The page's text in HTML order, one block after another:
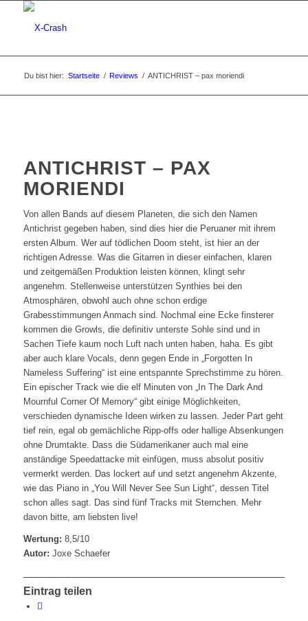
Du bist hier: Startseite / Reviews / ANTICHRIST – pax moriendi
ANTICHRIST – PAX
MORIENDI
Von allen Bands auf diesem Planeten, die sich den Namen
Antichrist gegeben haben, sind dies hier die Peruaner mit ihrem
ersten Album. Wer auf tödlichen Doom steht, ist hier an der
richtigen Adresse. Was die Gitarren in dieser einfachen, klaren
und zeitgemäßen Produktion leisten können, klingt sehr
angenehm. Stellenweise unterstützen Synthies bei den
Atmosphären, obwohl auch ohne schon erdige
Grabesstimmungen Anmach sind. Nochmal eine Ecke finsterer
kommen die Growls, die definitiv unterste Sohle sind und in
Sachen Tiefe kaum noch Luft nach unten haben, haha. Es gibt
aber auch klare Vocals, denn gegen Ende in „Forgotten In
Nameless Suffering“ ist eine entspannte Sprechstimme zu hören.
Ein epischer Track wie die elf Minuten von „In The Dark And
Mournful Corner Of Memory“ gibt einige Möglichkeiten,
verschieden dynamische Ideen wirken zu lassen. Jeder Part geht
tief rein, egal ob gemächliche Ripp-offs oder hallige Absenkungen
ohne Drumtakte. Dass die Südamerikaner auch mal eine
anständige Speedattacke mit einfügen, muss absolut positiv
vermerkt werden. Das lockert auf und setzt angenehm Akzente,
wie das Piano in „You Will Never See Sun Light“, dessen Titel
schon alles sagt. Das sind fünf Tracks mit Sternchen. Mehr
davon bitte, am liebsten live!
Wertung: 8,5/10
Autor: Joxe Schaefer
Eintrag teilen